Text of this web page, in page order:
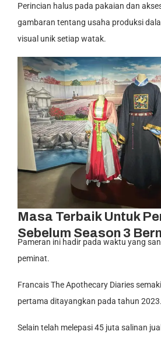
Perincian halus pada pakaian dan
gambaran tentang usaha produksi
visual unik setiap watak.
Masa Terbaik Untuk
Sebelum Season 3
Pameran ini hadir pada waktu yang
peminat.
Francais The Apothecary Diaries
pertama ditayangkan pada tahun 2023.
Selain telah melepasi 45 juta salinan